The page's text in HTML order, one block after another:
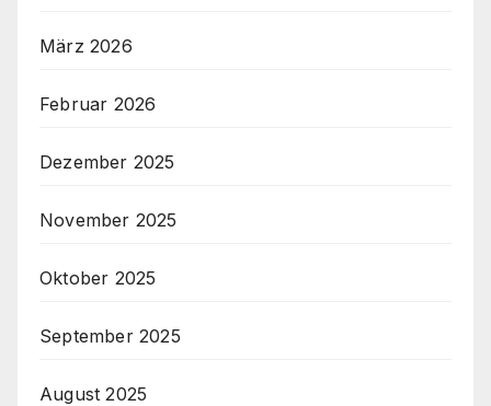
März 2026
Februar 2026
Dezember 2025
November 2025
Oktober 2025
September 2025
August 2025